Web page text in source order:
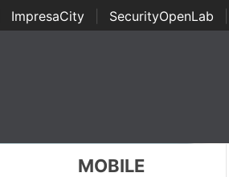
ImpresaCity SecurityOpenLab
Awards
MOBILE